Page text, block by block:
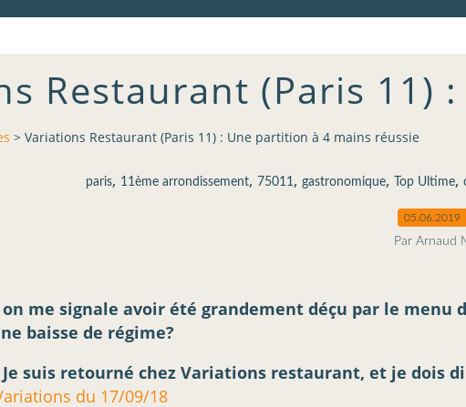
Restaurant (Paris 11)
> Variations Restaurant (Paris 11) : Une partition à 4 mains réussie
paris, 11ème arrondissement, 75011 , gastronomique, Top Ultime,
05.06.2019
Par Arnaud
on me signale avoir été grandement déçu par le
baisse de régime?
Je suis retourné chez Variations restaurant, et je dois
du 17/09/18